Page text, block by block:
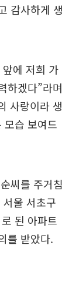
감사하게 생
에 저희 가
하겠다”라며
사랑이라 생
모습 보여드
씨를 주거침
울 서초구
된 아파트
를 받았다.